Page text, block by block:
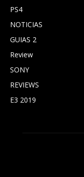
PS4
NOTICIAS
GUIAS 2
Review
SONY
REVIEWS
E3 2019